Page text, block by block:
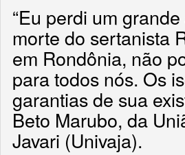
“Eu perdi um
morte do sertanista
em Rondônia, não
para todos nós. Os
garantias de sua
Beto Marubo, da
Javari (Univaja).